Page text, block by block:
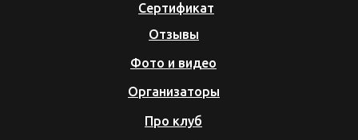
Про клуб
Отзывы
Фото и видео
Сертификат
Организаторы